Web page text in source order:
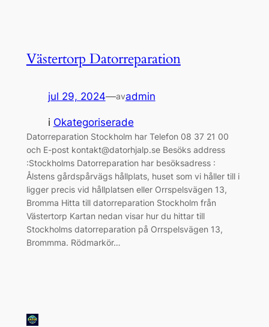
Västertorp Datorreparation
jul 29, 2024—avadmin
i Okategoriserade
Datorreparation Stockholm har Telefon 08 37 21 00
och E-post kontakt@datorhjalp.se Besöks address
:Stockholms Datorreparation har besöksadress :
Ålstens gårdspårvägs hållplats, huset som vi håller till i
ligger precis vid hållplatsen eller Orrspelsvägen 13,
Bromma Hitta till datorreparation Stockholm från
Västertorp Kartan nedan visar hur du hittar till
Stockholms datorreparation på Orrspelsvägen 13,
Brommma. Rödmarkör…